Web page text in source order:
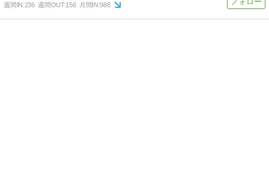
週間IN:236 週間OUT:156 月間IN:988